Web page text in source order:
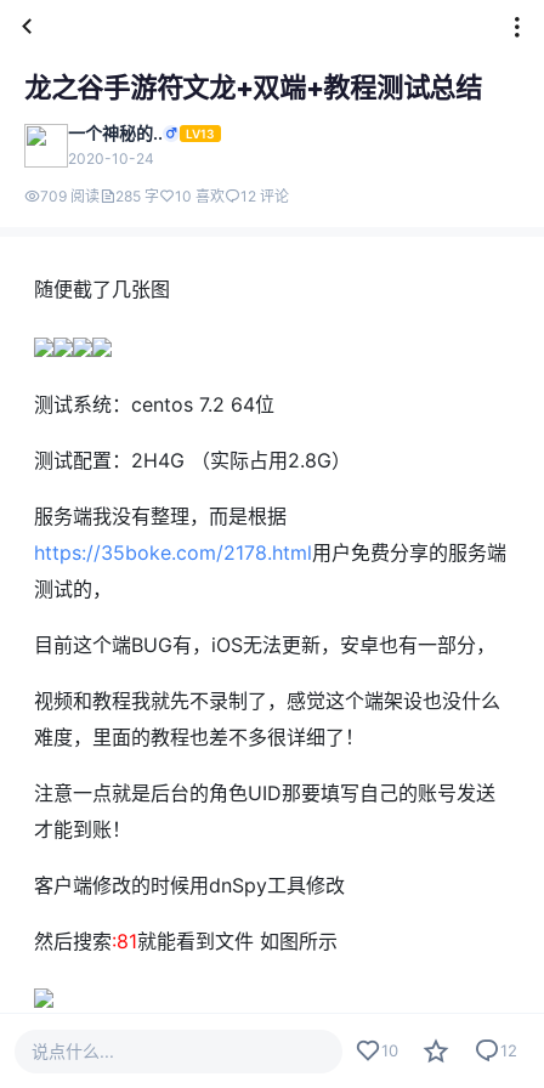
龙之谷手游符文龙+双端+教程测试总结
一个神秘的.. LV13
2020-10-24
709 阅读 285 字 10 喜欢 12 评论
随便截了几张图
测试系统：centos 7.2 64位
测试配置：2H4G （实际占用2.8G）
服务端我没有整理，而是根据
https://35boke.com/2178.html用户免费分享的服务端
测试的，
目前这个端BUG有，iOS无法更新，安卓也有一部分，
视频和教程我就先不录制了，感觉这个端架设也没什么
难度，里面的教程也差不多很详细了！
注意一点就是后台的角色UID那要填写自己的账号发送
才能到账！
客户端修改的时候用dnSpy工具修改
然后搜索:81就能看到文件 如图所示
同时附上服务端完整的启动
说点什么... 10 12